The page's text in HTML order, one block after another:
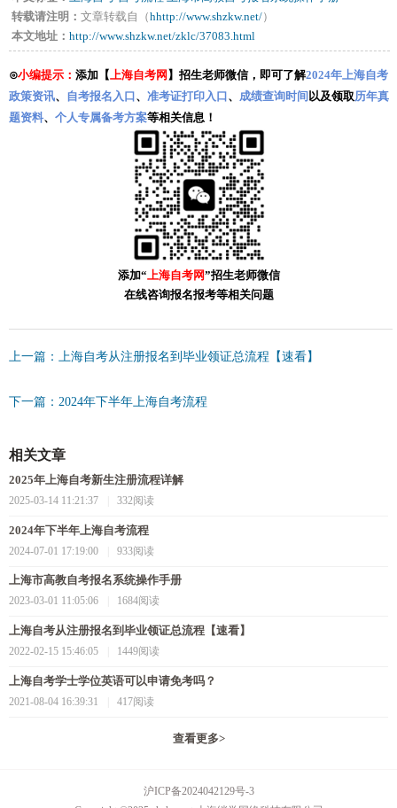
转载请注明： 文章转载自（hhttp://www.shzkw.net/）
本文地址： http://www.shzkw.net/zklc/37083.html
⊙小编提示： 添加【上海自考网 】招生老师微信，即可了解2024年上海自考
政策资讯、 自考报名入口 、 准考证打印入口 、 成绩查询时间 以及领取历年真
题资料、 个人专属备考方案等相关信息！
添加“上海自考网”招生老师微信
在线咨询报名报考等相关问题
上一篇：上海自考从注册报名到毕业领证总流程【速看】
下一篇：2024年下半年上海自考流程
相关文章
2025年上海自考新生注册流程详解
2025-03-14 11:21:37
|332阅读
2024年下半年上海自考流程
2024-07-01 17:19:00
|933阅读
上海市高教自考报名系统操作手册
2023-03-01 11:05:06
1684阅读
上海自考从注册报名到毕业领证总流程【速看】
2022-02-15 15:46:05
1449阅读
上海自考学士学位英语可以申请免考吗？
2021-08-04 16:39:31
|417阅读
查看更多>
沪ICP备2024042129号-3